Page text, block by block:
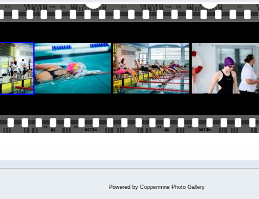
Powered by Coppermine Photo Gallery